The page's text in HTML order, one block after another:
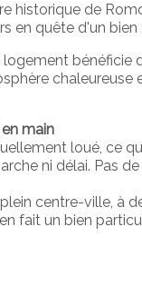
historique de
en quête d'un
logement bénéficie
main
loué, ce
ni délai. Pas
centre-ville, à
fait un bien